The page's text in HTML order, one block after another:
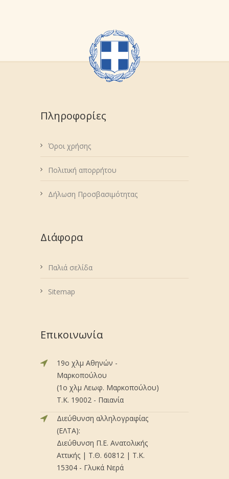
Πληροφορίες
Όροι χρήσης
Πολιτική απορρήτου
Δήλωση Προσβασιμότητας
Διάφορα
Παλιά σελίδα
Sitemap
Επικοινωνία
19ο χλμ Αθηνών -
Μαρκοπούλου
(1ο χλμ Λεωφ. Μαρκοπούλου)
Τ.Κ. 19002 - Παιανία
Διεύθυνση αλληλογραφίας
(ΕΛΤΑ):
Διεύθυνση Π.Ε. Ανατολικής
Αττικής | Τ.Θ. 60812 | Τ.Κ.
15304 - Γλυκά Νερά